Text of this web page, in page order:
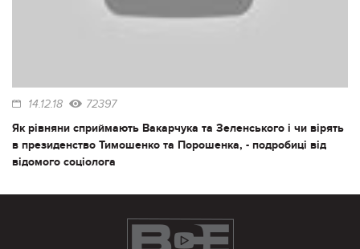
14.12.18 72397
Як рівняни сприймають Вакарчука та Зеленського і чи вірять
в президенство Тимошенко та Порошенка, - подробиці від
відомого соціолога